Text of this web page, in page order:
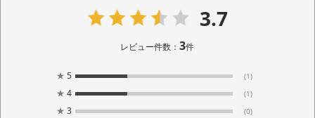
3.7
レビュー件数：3件
★ 5 (1)
★ 4 (1)
★ 3 (0)